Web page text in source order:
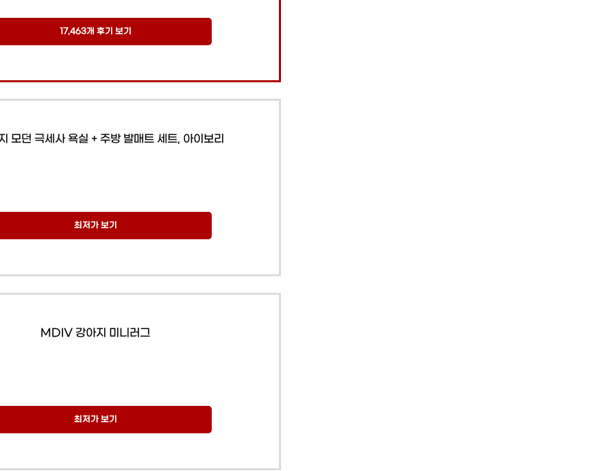
17,463개 후기 보기
모던 극세사 욕실 + 주방 발매트 세트, 아이보리
최저가 보기
MDIV 강아지 미니러그
최저가 보기